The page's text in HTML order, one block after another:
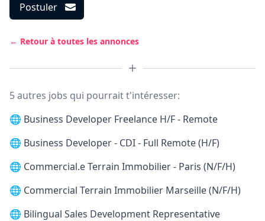
Postuler
← Retour à toutes les annonces
5 autres jobs qui pourrait t'intéresser:
🌐 Business Developer Freelance H/F - Remote
🌐 Business Developer - CDI - Full Remote (H/F)
🌐 Commercial.e Terrain Immobilier - Paris (N/F/H)
🌐 Commercial Terrain Immobilier Marseille (N/F/H)
🌐 Bilingual Sales Development Representative